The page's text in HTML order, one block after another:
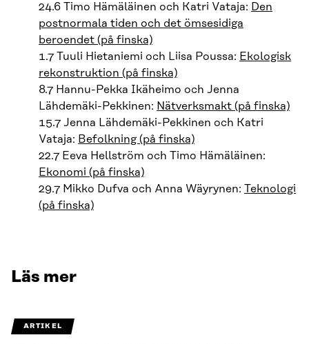
24.6 Timo Hämäläinen och Katri Vataja: Den
postnormala tiden och det ömsesidiga
beroendet (på finska)
1.7 Tuuli Hietaniemi och Liisa Poussa: Ekologisk
rekonstruktion (på finska)
8.7 Hannu-Pekka Ikäheimo och Jenna
Lähdemäki-Pekkinen: Nätverksmakt (på finska)
15.7 Jenna Lähdemäki-Pekkinen och Katri
Vataja: Befolkning (på finska)
22.7 Eeva Hellström och Timo Hämäläinen:
Ekonomi (på finska)
29.7 Mikko Dufva och Anna Wäyrynen: Teknologi
(på finska)
Läs mer
ARTIKEL